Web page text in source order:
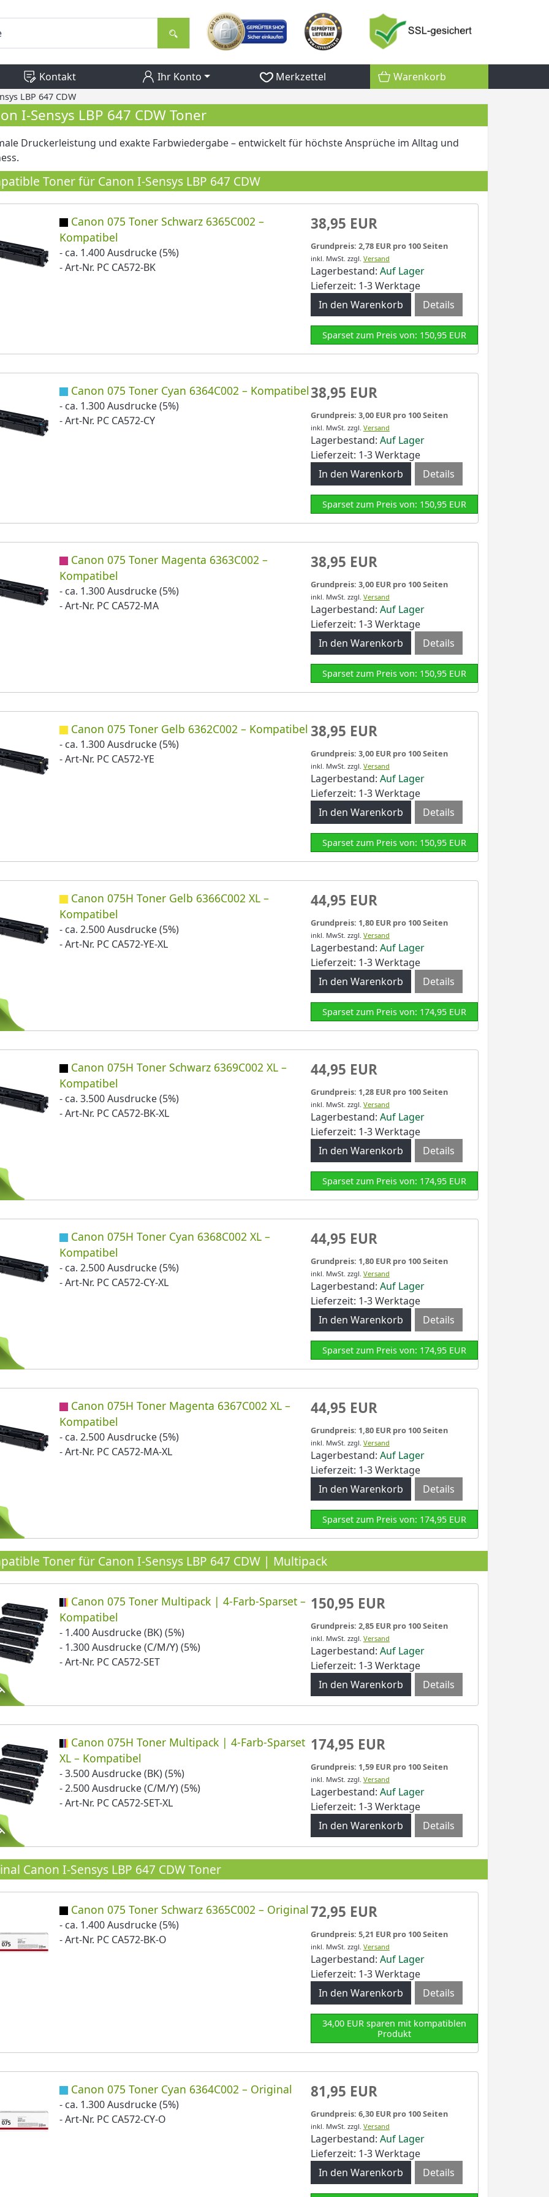
Kontakt Ihr Konto Merkzettel Warenkorb
LBP 647 CDW
I-Sensys LBP 647 CDW Toner
Druckerleistung und exakte Farbwiedergabe – entwickelt für höchste Ansprüche im Alltag und
Toner für Canon I-Sensys LBP 647 CDW
Canon 075 Toner Schwarz 6365C002 –
Kompatibel
- ca. 1.400 Ausdrucke (5%)
- Art-Nr. PC CA572-BK
38,95 EUR
Grundpreis: 2,78 EUR pro 100 Seiten
inkl. MwSt. zzgl. Versand
Lagerbestand: Auf Lager
Lieferzeit: 1-3 Werktage
Details
Sparset zum Preis von: 150,95 EUR
Canon 075 Toner Cyan 6364C002 – Kompatibel
- ca. 1.300 Ausdrucke (5%)
- Art-Nr. PC CA572-CY
38,95 EUR
Grundpreis: 3,00 EUR pro 100 Seiten
inkl. MwSt. zzgl. Versand
Lagerbestand: Auf Lager
Lieferzeit: 1-3 Werktage
Details
Sparset zum Preis von: 150,95 EUR
Canon 075 Toner Magenta 6363C002 –
Kompatibel
- ca. 1.300 Ausdrucke (5%)
- Art-Nr. PC CA572-MA
38,95 EUR
Grundpreis: 3,00 EUR pro 100 Seiten
inkl. MwSt. zzgl. Versand
Lagerbestand: Auf Lager
Lieferzeit: 1-3 Werktage
Details
Sparset zum Preis von: 150,95 EUR
Canon 075 Toner Gelb 6362C002 – Kompatibel
- ca. 1.300 Ausdrucke (5%)
- Art-Nr. PC CA572-YE
38,95 EUR
Grundpreis: 3,00 EUR pro 100 Seiten
inkl. MwSt. zzgl. Versand
Lagerbestand: Auf Lager
Lieferzeit: 1-3 Werktage
Details
Sparset zum Preis von: 150,95 EUR
Canon 075H Toner Gelb 6366C002 XL –
Kompatibel
- ca. 2.500 Ausdrucke (5%)
- Art-Nr. PC CA572-YE-XL
44,95 EUR
Grundpreis: 1,80 EUR pro 100 Seiten
inkl. MwSt. zzgl. Versand
Lagerbestand: Auf Lager
Lieferzeit: 1-3 Werktage
Details
Sparset zum Preis von: 174,95 EUR
Canon 075H Toner Schwarz 6369C002 XL –
Kompatibel
- ca. 3.500 Ausdrucke (5%)
- Art-Nr. PC CA572-BK-XL
44,95 EUR
Grundpreis: 1,28 EUR pro 100 Seiten
inkl. MwSt. zzgl. Versand
Lagerbestand: Auf Lager
Lieferzeit: 1-3 Werktage
Details
Sparset zum Preis von: 174,95 EUR
Canon 075H Toner Cyan 6368C002 XL –
Kompatibel
- ca. 2.500 Ausdrucke (5%)
- Art-Nr. PC CA572-CY-XL
44,95 EUR
Grundpreis: 1,80 EUR pro 100 Seiten
inkl. MwSt. zzgl. Versand
Lagerbestand: Auf Lager
Lieferzeit: 1-3 Werktage
Details
Sparset zum Preis von: 174,95 EUR
Canon 075H Toner Magenta 6367C002 XL –
Kompatibel
- ca. 2.500 Ausdrucke (5%)
- Art-Nr. PC CA572-MA-XL
44,95 EUR
Grundpreis: 1,80 EUR pro 100 Seiten
inkl. MwSt. zzgl. Versand
Lagerbestand: Auf Lager
Lieferzeit: 1-3 Werktage
Details
Sparset zum Preis von: 174,95 EUR
Toner für Canon I-Sensys LBP 647 CDW | Multipack
Canon 075 Toner Multipack | 4-Farb-Sparset –
Kompatibel
- 1.400 Ausdrucke (BK) (5%)
- 1.300 Ausdrucke (C/M/Y) (5%)
- Art-Nr. PC CA572-SET
150,95 EUR
Grundpreis: 2,85 EUR pro 100 Seiten
inkl. MwSt. zzgl. Versand
Lagerbestand: Auf Lager
Lieferzeit: 1-3 Werktage
Details
Canon 075H Toner Multipack | 4-Farb-Sparset
XL – Kompatibel
- 3.500 Ausdrucke (BK) (5%)
- 2.500 Ausdrucke (C/M/Y) (5%)
- Art-Nr. PC CA572-SET-XL
174,95 EUR
Grundpreis: 1,59 EUR pro 100 Seiten
inkl. MwSt. zzgl. Versand
Lagerbestand: Auf Lager
Lieferzeit: 1-3 Werktage
Details
Canon I-Sensys LBP 647 CDW Toner
Canon 075 Toner Schwarz 6365C002 – Original
- ca. 1.400 Ausdrucke (5%)
- Art-Nr. PC CA572-BK-O
72,95 EUR
Grundpreis: 5,21 EUR pro 100 Seiten
inkl. MwSt. zzgl. Versand
Lagerbestand: Auf Lager
Lieferzeit: 1-3 Werktage
Details
34,00 EUR sparen mit kompatiblen
Produkt
Canon 075 Toner Cyan 6364C002 – Original
- ca. 1.300 Ausdrucke (5%)
- Art-Nr. PC CA572-CY-O
81,95 EUR
Grundpreis: 6,30 EUR pro 100 Seiten
inkl. MwSt. zzgl. Versand
Lagerbestand: Auf Lager
Lieferzeit: 1-3 Werktage
Details